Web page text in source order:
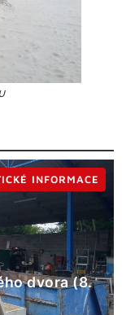
dvora (8.
INFORMACE